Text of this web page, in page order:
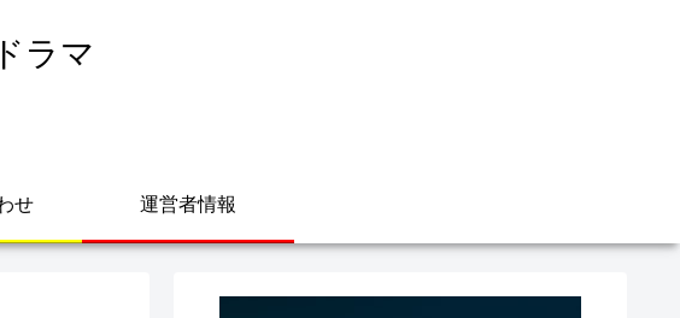
ラマ
せ 運営者情報